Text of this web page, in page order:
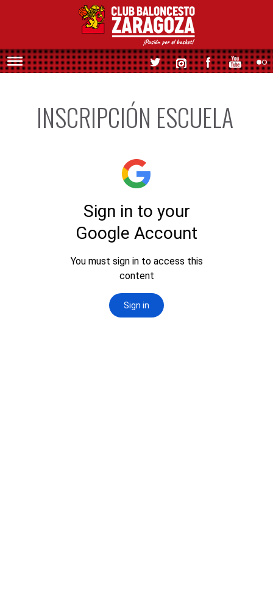
INSCRIPCIÓN ESCUELA